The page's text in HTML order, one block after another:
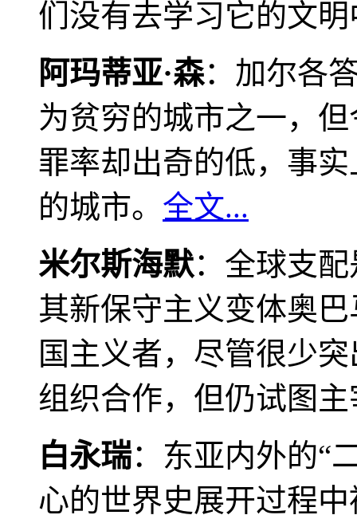
们没有去学习它的文
阿玛蒂亚·森：加尔各
为贫穷的城市之一，
罪率却出奇的低，事
的城市。 全文...
米尔斯海默：全球支
其新保守主义变体奥
国主义者，尽管很少
组织合作，但仍试图
白永瑞：东亚内外的“
心的世界史展开过程